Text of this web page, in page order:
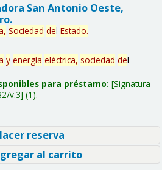
San Antonio Oeste,
Sociedad del Estado.
y energía eléctrica, sociedad del
para préstamo: Signatura
v.3 (1).
reserva
al carrito